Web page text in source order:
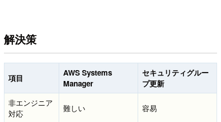
解決策
項目
AWS Systems
Manager
セキュリティグルー
プ更新
非エンジニア
対応
難しい 容易